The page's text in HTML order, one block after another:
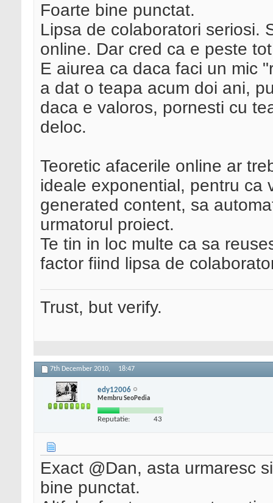
Foarte bine punctat.
Lipsa de colaboratori seriosi.
online. Dar cred ca e peste
E aiurea ca daca faci un mic
a dat o teapa acum doi ani,
daca e valoros, pornesti cu
deloc.
Teoretic afacerile online ar
ideale exponential, pentru ca
generated content, sa
urmatorul proiect.
Te tin in loc multe ca sa
factor fiind lipsa de
Trust, but verify.
7th December 2010, 18:47
edy12006
Membru SeoPedia
Reputatie: 43
Exact @Dan, asta urmaresc
bine punctat.